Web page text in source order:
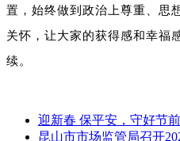
置，始终做到政治上尊重、思
关怀，让大家的获得感和幸福
续。
迎新春 保平安，守好节
昆山市市场监管局召开